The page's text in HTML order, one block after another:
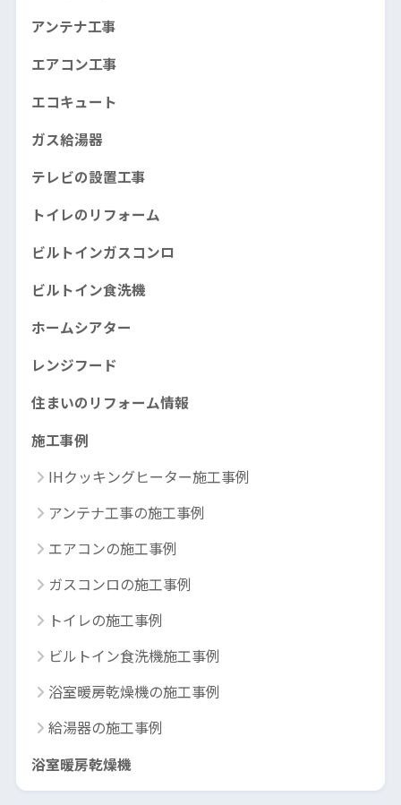
アンテナ工事
エアコン工事
エコキュート
ガス給湯器
テレビの設置工事
トイレのリフォーム
ビルトインガスコンロ
ビルトイン食洗機
ホームシアター
レンジフード
住まいのリフォーム情報
施工事例
IHクッキングヒーター施工事例
アンテナ工事の施工事例
エアコンの施工事例
ガスコンロの施工事例
トイレの施工事例
ビルトイン食洗機施工事例
浴室暖房乾燥機の施工事例
給湯器の施工事例
浴室暖房乾燥機